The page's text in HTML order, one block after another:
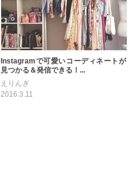
Instagramで可愛いコーディネートが
見つかる＆発信できる！...
えりんぎ
2016.3.11